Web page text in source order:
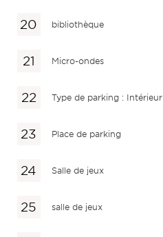
bibliothèque
Micro-ondes
Type de parking : Intérieur
Place de parking
Salle de jeux
salle de jeux